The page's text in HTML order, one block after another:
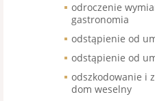
odroczenie
gastronomia
odstąpienie od
odstąpienie od
odszkodowanie i
dom weselny